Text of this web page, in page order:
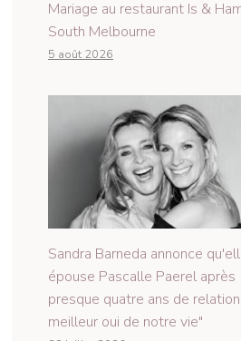
Mariage au restaurant Is &
South Melbourne
5 août 2026
Sandra Barneda annonce
épouse Pascalle Paerel après
presque quatre ans de
meilleur oui de notre vie"